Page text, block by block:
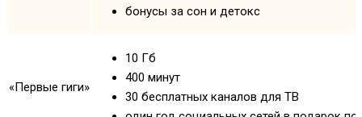
бонусы за сон и детокс
«Первые гиги»
10 Гб
400 минут
30 бесплатных каналов для ТВ